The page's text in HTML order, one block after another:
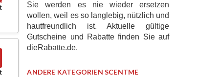
Sie werden es nie wieder ersetzen
wollen, weil es so langlebig, nützlich und
hautfreundlich ist. Aktuelle gültige
Gutscheine und Rabatte finden Sie auf
dieRabatte.de.
ANDERE KATEGORIEN SCENTME